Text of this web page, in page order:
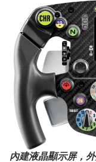
內建液晶顯示屏，